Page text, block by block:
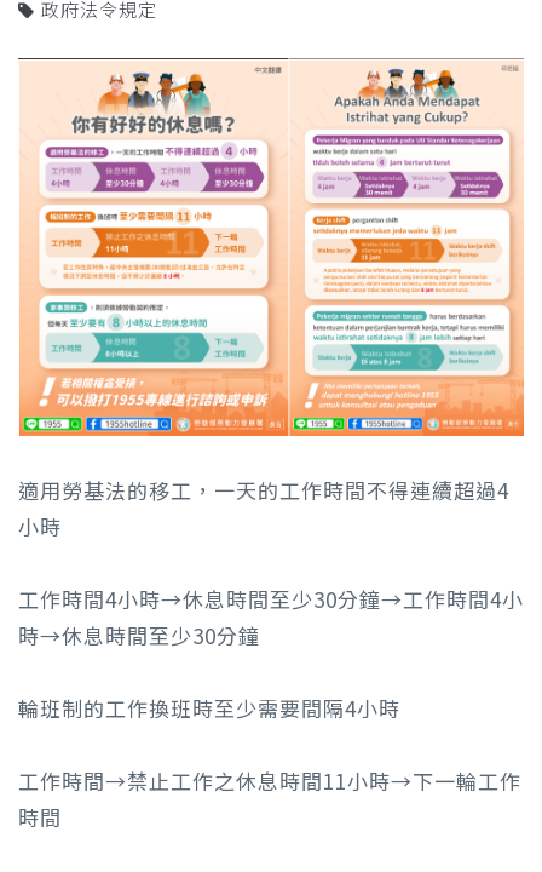
政府法令規定
適用勞基法的移工，一天的工作時間不得連續超過4
小時
工作時間4小時→休息時間至少30分鐘→工作時間4小
時→休息時間至少30分鐘
輪班制的工作換班時至少需要間隔4小時
工作時間→禁止工作之休息時間11小時→下一輪工作
時間